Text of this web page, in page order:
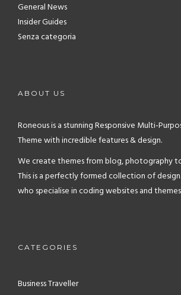
General News
Insider Guides
Senza categoria
ABOUT US
Roneous is a stunning Responsive Multi-
Theme with incredible features & design.
We create themes from blog, photography
This is a perfectly formed collection of
who specialise in coding websites and
CATEGORIES
Business Traveller